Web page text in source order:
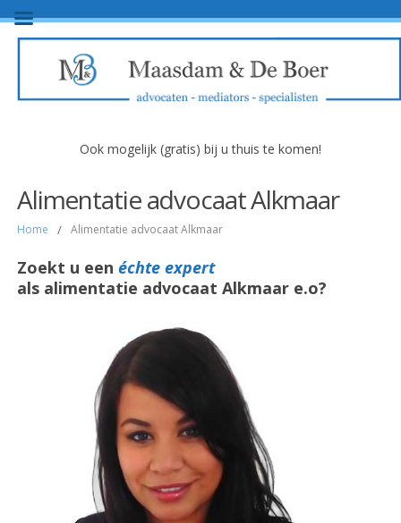
Ook mogelijk (gratis) bij u thuis te komen!
Alimentatie advocaat Alkmaar
Home / Alimentatie advocaat Alkmaar
Zoekt u een échte expert
als alimentatie advocaat Alkmaar e.o?